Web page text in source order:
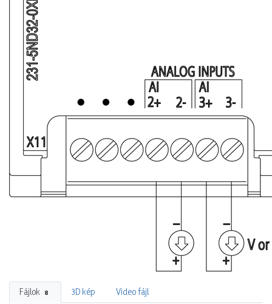
Fájlok 8 3D kép Video fájl